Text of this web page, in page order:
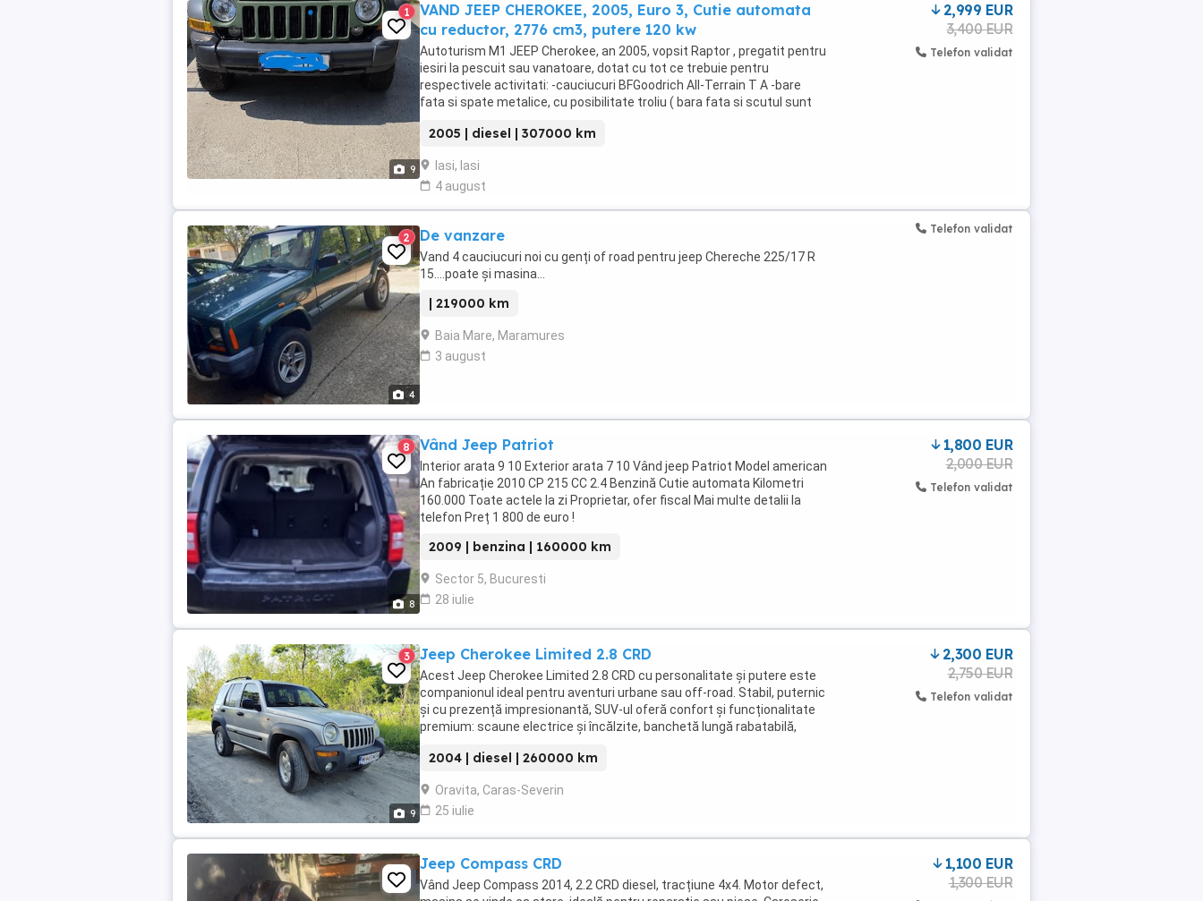
9
1
VAND JEEP CHEROKEE, 2005, Euro 3, Cutie automata
cu reductor, 2776 cm3, putere 120 kw
Autoturism M1 JEEP Cherokee, an 2005, vopsit Raptor , pregatit pentru
iesiri la pescuit sau vanatoare, dotat cu tot ce trebuie pentru
respectivele activitati: -cauciucuri BFGoodrich All-Terrain T A -bare
fata si spate metalice, cu posibilitate troliu ( bara fata si scutul sunt
2005 | diesel | 307000 km
Iasi, Iasi
4 august
2,999 EUR
3,400 EUR
Telefon validat
4
2 De vanzare
Vand 4 cauciucuri noi cu genți of road pentru jeep Chereche 225/17 R
15....poate și masina...
| 219000 km
Baia Mare, Maramures
3 august
Telefon validat
8
8 Vând Jeep Patriot
Interior arata 9 10 Exterior arata 7 10 Vând jeep Patriot Model american
An fabricație 2010 CP 215 CC 2.4 Benzină Cutie automata Kilometri
160.000 Toate actele la zi Proprietar, ofer fiscal Mai multe detalii la
telefon Preț 1 800 de euro !
2009 | benzina | 160000 km
Sector 5, Bucuresti
28 iulie
1,800 EUR
2,000 EUR
Telefon validat
9
3 Jeep Cherokee Limited 2.8 CRD
Acest Jeep Cherokee Limited 2.8 CRD cu personalitate și putere este
companionul ideal pentru aventuri urbane sau off-road. Stabil, puternic
și cu prezență impresionantă, SUV-ul oferă confort și funcționalitate
premium: scaune electrice și încălzite, banchetă lungă rabatabilă,
2004 | diesel | 260000 km
Oravita, Caras-Severin
25 iulie
2,300 EUR
2,750 EUR
Telefon validat
Jeep Compass CRD
Vând Jeep Compass 2014, 2.2 CRD diesel, tracțiune 4x4. Motor defect,
1,100 EUR
1,300 EUR